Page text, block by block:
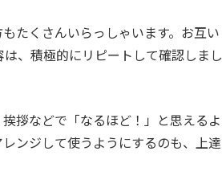
たくさんいらっしゃいます。お互い
、積極的にリピートして確認しまし
拶などで「なるほど！」と思えるよ
ンジして使うようにするのも、上達